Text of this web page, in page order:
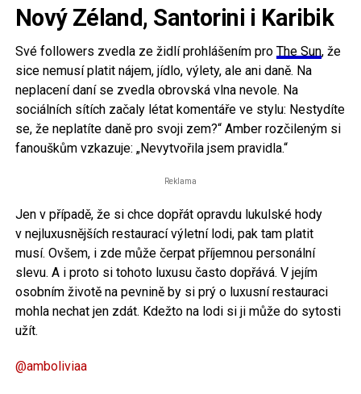
Nový Zéland, Santorini i Karibik
Své followers zvedla ze židlí prohlášením pro The Sun, že
sice nemusí platit nájem, jídlo, výlety, ale ani daně. Na
neplacení daní se zvedla obrovská vlna nevole. Na
sociálních sítích začaly létat komentáře ve stylu: Nestydíte
se, že neplatíte daně pro svoji zem?“ Amber rozčileným si
fanouškům vzkazuje: „Nevytvořila jsem pravidla.“
Reklama
Jen v případě, že si chce dopřát opravdu lukulské hody
v nejluxusnějších restaurací výletní lodi, pak tam platit
musí. Ovšem, i zde může čerpat příjemnou personální
slevu. A i proto si tohoto luxusu často dopřává. V jejím
osobním životě na pevnině by si prý o luxusní restauraci
mohla nechat jen zdát. Kdežto na lodi si ji může do sytosti
užít.
@amboliviaa